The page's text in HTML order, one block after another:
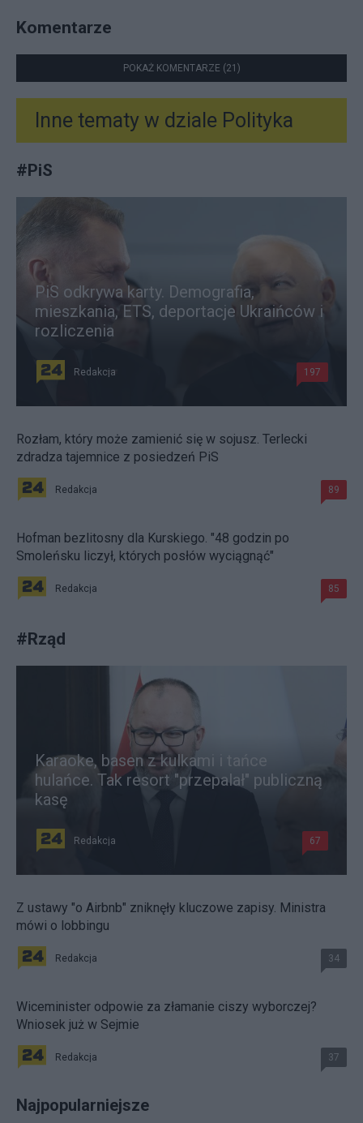
Komentarze
POKAŻ KOMENTARZE (21)
Inne tematy w dziale Polityka
#PiS
PiS odkrywa karty. Demografia,
mieszkania, ETS, deportacje Ukraińców i
rozliczenia
Redakcja 197
Rozłam, który może zamienić się w sojusz. Terlecki
zdradza tajemnice z posiedzeń PiS
Redakcja 89
Hofman bezlitosny dla Kurskiego. "48 godzin po
Smoleńsku liczył, których posłów wyciągnąć"
Redakcja 85
#Rząd
Karaoke, basen z kulkami i tańce
hulańce. Tak resort "przepalał" publiczną
kasę
Redakcja 67
Z ustawy "o Airbnb" zniknęły kluczowe zapisy. Ministra
mówi o lobbingu
Redakcja 34
Wiceminister odpowie za złamanie ciszy wyborczej?
Wniosek już w Sejmie
Redakcja 37
Najpopularniejsze